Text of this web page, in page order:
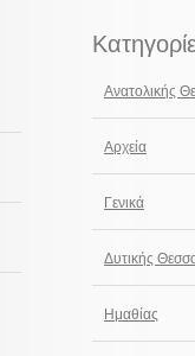
Ανατολικής
Αρχεία
Γενικά
Δυτικής
Ημαθίας